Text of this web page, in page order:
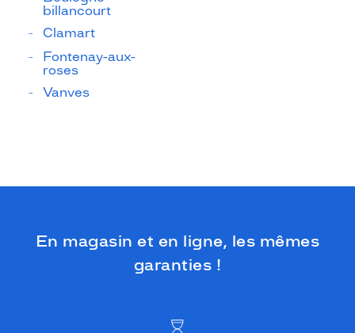
billancourt
Clamart
Fontenay-aux-
roses
Vanves
En magasin et en ligne, les mêmes
garanties !